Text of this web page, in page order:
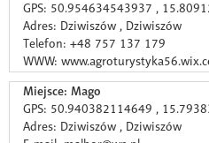
GPS: 50.954634543937 ,
Adres: Dziwiszów , Dziwiszów
Telefon: +48 757 137 179
WWW:
Miejsce: Mago
GPS: 50.940382114649 ,
Adres: Dziwiszów , Dziwiszów